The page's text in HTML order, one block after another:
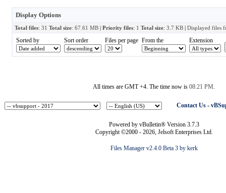
Display Options
Total files: 31 Total size: 67.61 MB | Priority files: 1 Total size: 3.7 KB | Displayed files
Sorted by Sort order Files per page From the Extension
All times are GMT +4. The time now is 08:21 PM
Contact Us -
Powered by vBulletin® Version 3.7.3
Copyright ©2000 - 2026, Jelsoft Enterprises Ltd.
Files Manager v2.4.0 Beta 3 by kerk